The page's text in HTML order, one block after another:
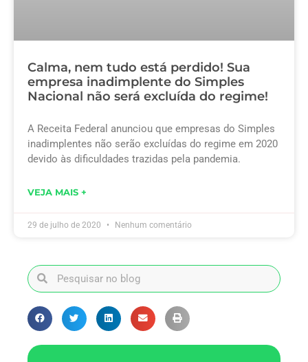
Calma, nem tudo está perdido! Sua
empresa inadimplente do Simples
Nacional não será excluída do regime!
A Receita Federal anunciou que empresas do Simples
inadimplentes não serão excluídas do regime em 2020
devido às dificuldades trazidas pela pandemia.
VEJA MAIS +
29 de julho de 2020 Nenhum comentário